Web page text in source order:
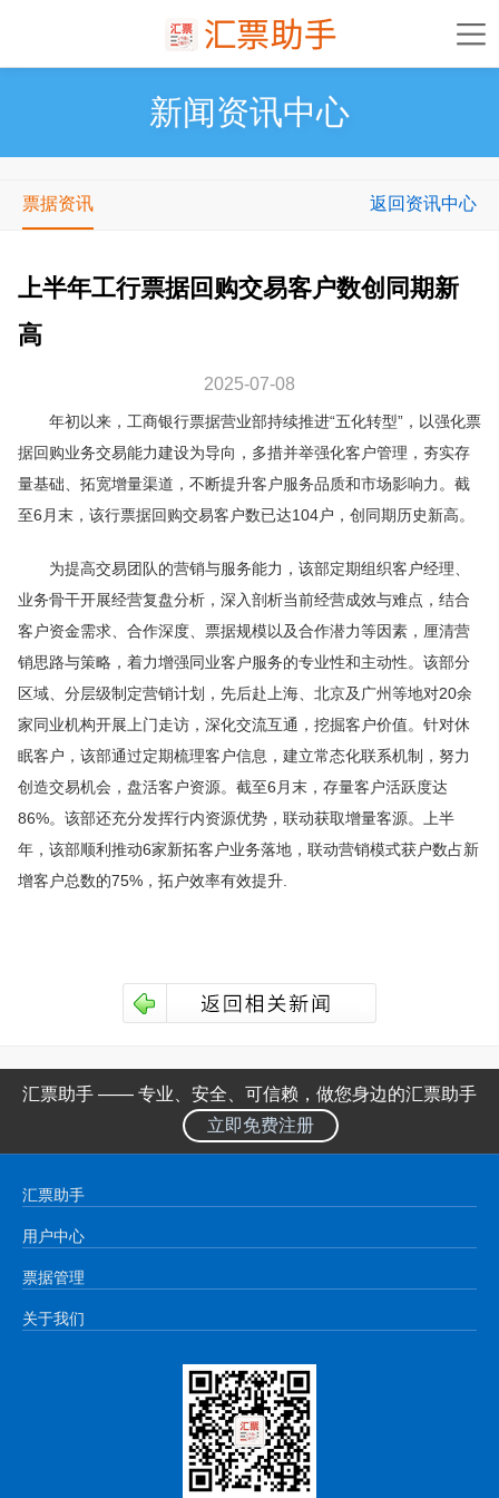
新闻资讯中心
票据资讯 返回资讯中心
上半年工行票据回购交易客户数创同期新
高
2025-07-08
年初以来，工商银行票据营业部持续推进“五化转型”，以强化票
据回购业务交易能力建设为导向，多措并举强化客户管理，夯实存
量基础、拓宽增量渠道，不断提升客户服务品质和市场影响力。截
至6月末，该行票据回购交易客户数已达104户，创同期历史新高。
为提高交易团队的营销与服务能力，该部定期组织客户经理、
业务骨干开展经营复盘分析，深入剖析当前经营成效与难点，结合
客户资金需求、合作深度、票据规模以及合作潜力等因素，厘清营
销思路与策略，着力增强同业客户服务的专业性和主动性。该部分
区域、分层级制定营销计划，先后赴上海、北京及广州等地对20余
家同业机构开展上门走访，深化交流互通，挖掘客户价值。针对休
眠客户，该部通过定期梳理客户信息，建立常态化联系机制，努力
创造交易机会，盘活客户资源。截至6月末，存量客户活跃度达
86%。该部还充分发挥行内资源优势，联动获取增量客源。上半
年，该部顺利推动6家新拓客户业务落地，联动营销模式获户数占新
增客户总数的75%，拓户效率有效提升.
汇票助手 —— 专业、安全、可信赖，做您身边的汇票助手
立即免费注册
汇票助手
用户中心
票据管理
关于我们